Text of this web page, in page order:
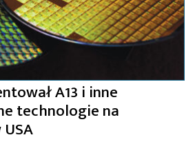
A13 i inne
technologie na